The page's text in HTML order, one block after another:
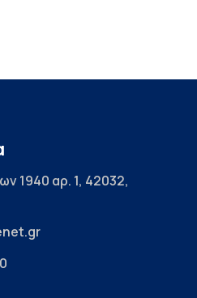
1940 αρ. 1, 42032,